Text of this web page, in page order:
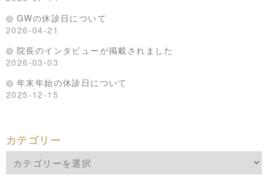
GWの休診日について
2026-04-21
院長のインタビューが掲載されました
2026-03-03
年末年始の休診日について
2025-12-15
カテゴリー